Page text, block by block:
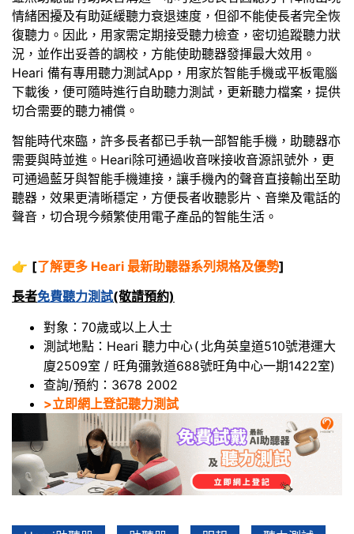
情緒困擾及有助延緩聽力衰退速度，但卻不能使長者完全恢
復聽力。因此，用家需定期接受聽力檢查，密切追蹤聽力狀
況，並作出妥善的調校，方能使助聽器發揮最大效用。
Heari 備有專用聽力測試App，用家於智能手機或平板電腦
下載後，便可隨時進行自助聽力測試，更新聽力檔案，提供
切合需要的聽力補償。
智能時代來臨，許多長者都已手執一部智能手機，助聽器亦
需要與時並進。Heari除可通過收音咪接收音源訊號外，更
可通過藍牙與智能手機連接，讓手機內的聲音直接輸出至助
聽器，效果更清晰穩定，方便長者收聽影片、音樂及電話的
聲音，切合現今頻繁使用電子產品的智能生活。
👉 [了解更多 Heari 最新助聽器系列規格及優勢]
長者免費聽力測試(敬請預約)
對象：70歲或以上人士
測試地點：Heari 聽力中心( 北角英皇道510號港運大
廈2509室 / 旺角彌敦道688號旺角中心一期1422室)
查詢/預約：3678 2002
>立即網上登記聽力測試